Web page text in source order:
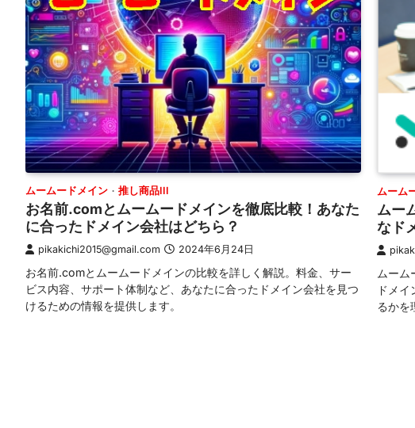
ムームードメイン 推し商品III
お名前.comとムームードメインを徹底比較！あなた
に合ったドメイン会社はどちら？
pikakichi2015@gmail.com 2024年6月24日
お名前.comとムームードメインの比較を詳しく解説。料金、サー
ビス内容、サポート体制など、あなたに合ったドメイン会社を見つ
けるための情報を提供します。
ムーム
ムー
なド
ムー
ドメ
るかを